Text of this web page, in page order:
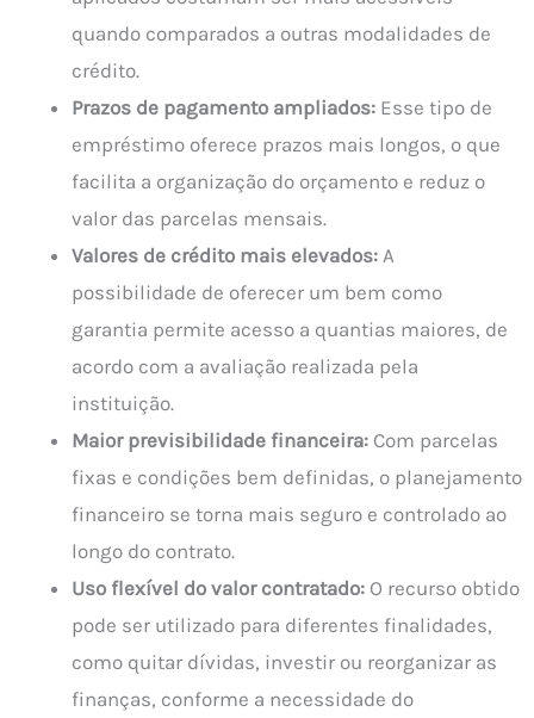
quando comparados a outras modalidades de
crédito.
Prazos de pagamento ampliados: Esse tipo de
empréstimo oferece prazos mais longos, o que
facilita a organização do orçamento e reduz o
valor das parcelas mensais.
Valores de crédito mais elevados: A
possibilidade de oferecer um bem como
garantia permite acesso a quantias maiores, de
acordo com a avaliação realizada pela
instituição.
Maior previsibilidade financeira: Com parcelas
fixas e condições bem definidas, o planejamento
financeiro se torna mais seguro e controlado ao
longo do contrato.
Uso flexível do valor contratado: O recurso obtido
pode ser utilizado para diferentes finalidades,
como quitar dívidas, investir ou reorganizar as
finanças, conforme a necessidade do